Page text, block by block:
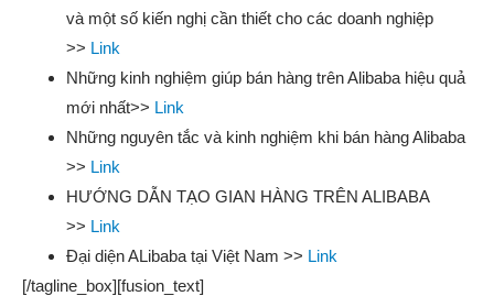
và một số kiến nghị cần thiết cho các doanh nghiệp
>> Link
Những kinh nghiệm giúp bán hàng trên Alibaba hiệu quả
mới nhất>> Link
Những nguyên tắc và kinh nghiệm khi bán hàng Alibaba
>> Link
HƯỚNG DẪN TẠO GIAN HÀNG TRÊN ALIBABA
>> Link
Đại diện ALibaba tại Việt Nam >> Link
[/tagline_box][fusion_text]